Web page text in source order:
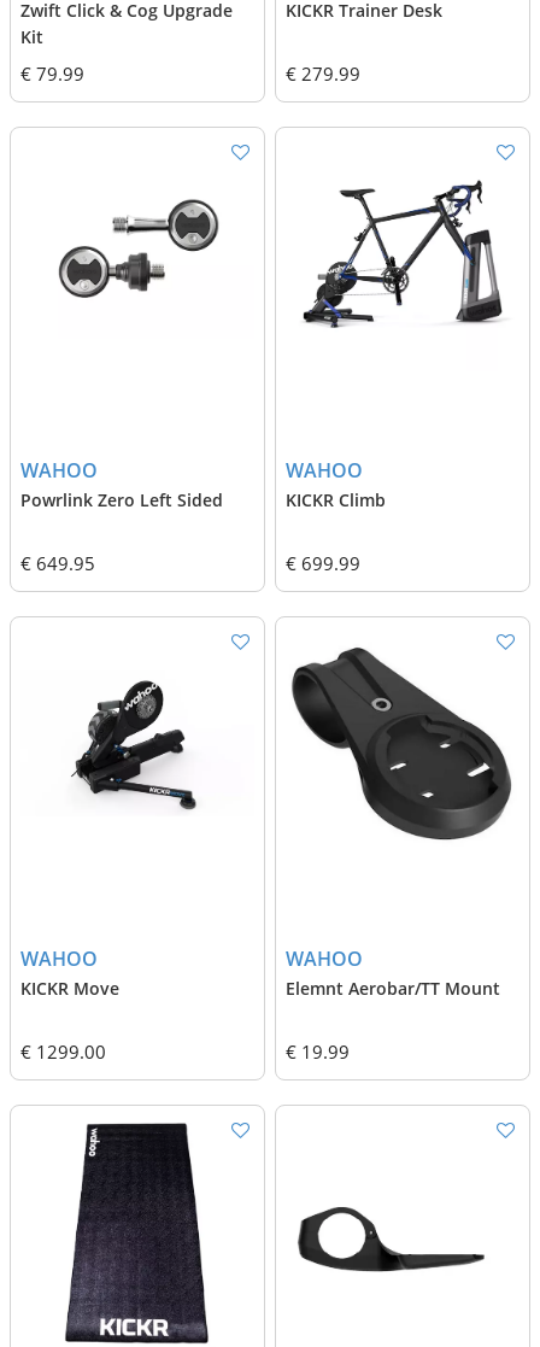
Zwift Click & Cog Upgrade
Kit
€ 79.99
KICKR Trainer Desk
€ 279.99
WAHOO
Powrlink Zero Left Sided
€ 649.95
WAHOO
KICKR Climb
€ 699.99
WAHOO
KICKR Move
€ 1299.00
WAHOO
Elemnt Aerobar/TT Mount
€ 19.99